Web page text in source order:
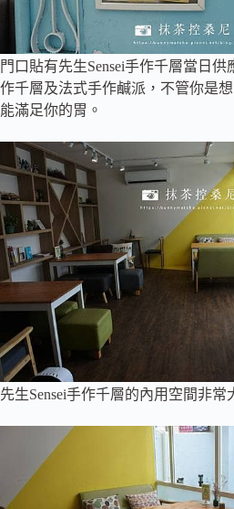
門口貼有先生Sensei手作千層當日
作千層及法式手作鹹派，不管你是
能滿足你的胃。
先生Sensei手作千層的內用空間非常